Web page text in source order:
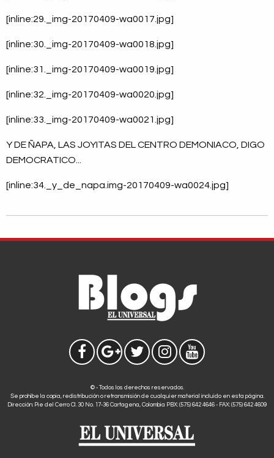
[inline:29._img-20170409-wa0017.jpg]
[inline:30._img-20170409-wa0018.jpg]
[inline:31._img-20170409-wa0019.jpg]
[inline:32._img-20170409-wa0020.jpg]
[inline:33._img-20170409-wa0021.jpg]
Y DE ÑAPA, LAS JOYITAS DEL CENTRO DEMONIACO, DIGO
DEMOCRATICO...
[inline:34._y_de_napa.img-20170409-wa0024.jpg]
© - Todos los derechos reservados.
Se prohíbe la copia, redistribución o retransmisión de cualquier material incluido en esta página.
Dirección: Pie del Cerro Cl. 30 No. 17-36 Cartagena, Colombia PBX: (575) 642 4646 - FAX: (575) 642 4609